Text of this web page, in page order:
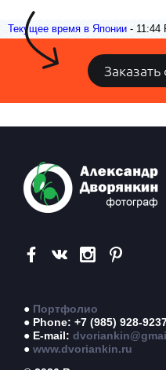
Текущее время в Японии - 11:44
● Портфолио
● Phone: +7 (985) 928-
● E-mail:
● www.dvoriankin.ru